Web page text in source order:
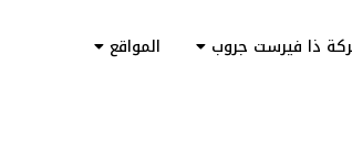
ذا فيرست جروب المواقع